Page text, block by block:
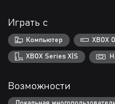
Играть с
Компьютер XBOX
XBOX Series X|S
Возможности